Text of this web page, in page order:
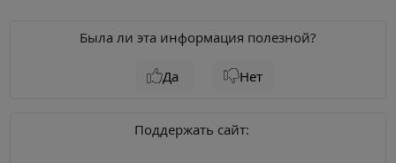
Была ли эта информация полезной?
Да Нет
Поддержать сайт: